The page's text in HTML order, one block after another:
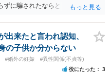
ずに騙されたならともか
出来たと言われ認知、
の子供か分からない
#婚外の妊娠 #異性関係(不貞等)
役にたった 3